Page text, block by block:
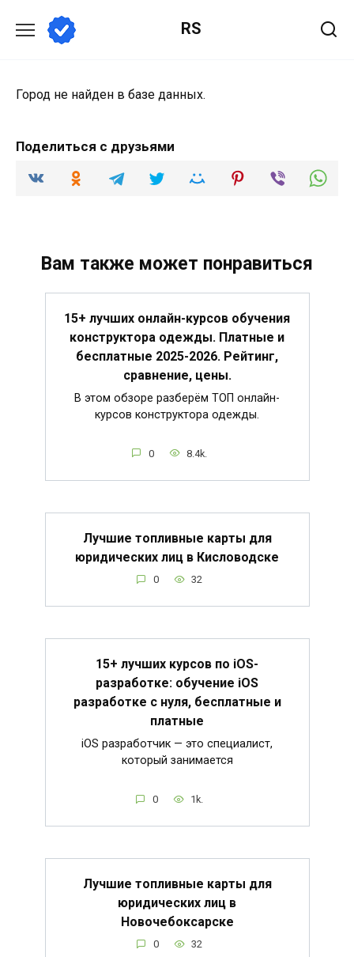
содержанию
RS
Город не найден в базе данных.
Поделиться с друзьями
Вам также может понравиться
15+ лучших онлайн-курсов обучения
конструктора одежды. Платные и
бесплатные 2025-2026. Рейтинг,
сравнение, цены.
В этом обзоре разберём ТОП онлайн-
курсов конструктора одежды.
0 8.4k.
Лучшие топливные карты для
юридических лиц в Кисловодске
0 32
15+ лучших курсов по iOS-
разработке: обучение iOS
разработке с нуля, бесплатные и
платные
iOS разработчик — это специалист,
который занимается
0 1k.
Лучшие топливные карты для
юридических лиц в
Новочебоксарске
0 32